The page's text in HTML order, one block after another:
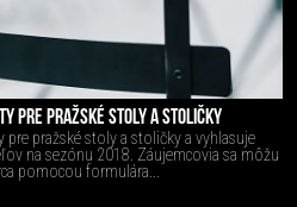
PRE PRAŽSKÉ STOLY A STOLIČKY
pražské stoly a stoličky a vyhlasuje
na sezónu 2018. Záujemcovia sa môžu
pomocou formulára...